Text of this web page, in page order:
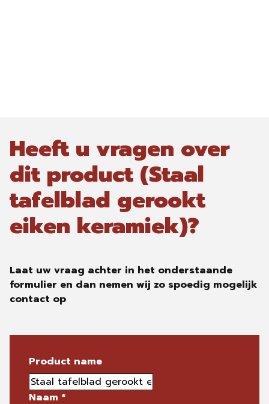
Heeft u vragen over
dit product (Staal
tafelblad gerookt
eiken keramiek)?
Laat uw vraag achter in het onderstaande
formulier en dan nemen wij zo spoedig mogelijk
contact op
Product name
Naam *